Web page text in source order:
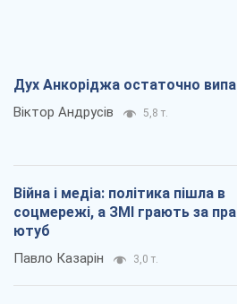
Дух Анкоріджа остаточно
Віктор Андрусів 5,8 т.
Війна і медіа: політика пішла в
соцмережі, а ЗМІ грають за
ютуб
Павло Казарін 3,0 т.